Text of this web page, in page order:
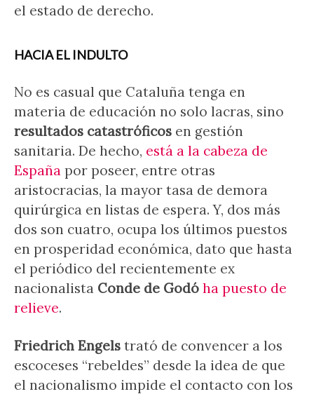
el estado de derecho.
HACIA EL INDULTO
No es casual que Cataluña tenga en
materia de educación no solo lacras, sino
resultados catastróficos en gestión
sanitaria. De hecho, está a la cabeza de
España por poseer, entre otras
aristocracias, la mayor tasa de demora
quirúrgica en listas de espera. Y, dos más
dos son cuatro, ocupa los últimos puestos
en prosperidad económica, dato que hasta
el periódico del recientemente ex
nacionalista Conde de Godó ha puesto de
relieve.
Friedrich Engels trató de convencer a los
escoceses “rebeldes” desde la idea de que
el nacionalismo impide el contacto con los